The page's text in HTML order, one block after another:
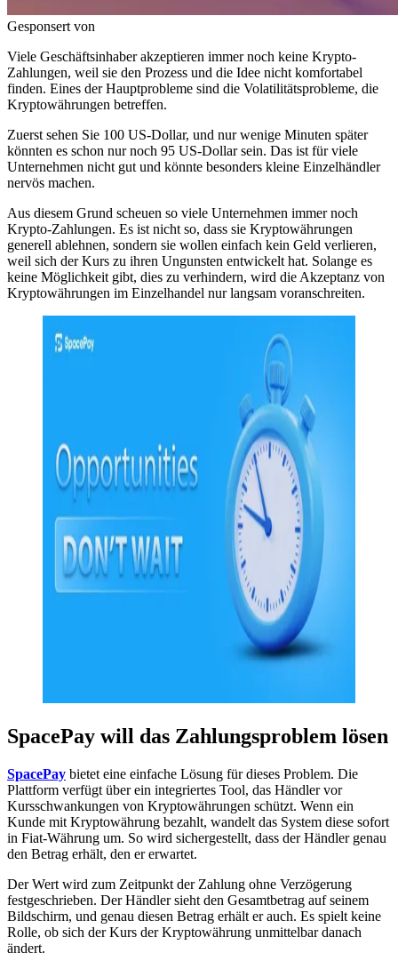
Gesponsert von
Viele Geschäftsinhaber akzeptieren immer noch keine Krypto-
Zahlungen, weil sie den Prozess und die Idee nicht komfortabel
finden. Eines der Hauptprobleme sind die Volatilitätsprobleme, die
Kryptowährungen betreffen.
Zuerst sehen Sie 100 US-Dollar, und nur wenige Minuten später
könnten es schon nur noch 95 US-Dollar sein. Das ist für viele
Unternehmen nicht gut und könnte besonders kleine Einzelhändler
nervös machen.
Aus diesem Grund scheuen so viele Unternehmen immer noch
Krypto-Zahlungen. Es ist nicht so, dass sie Kryptowährungen
generell ablehnen, sondern sie wollen einfach kein Geld verlieren,
weil sich der Kurs zu ihren Ungunsten entwickelt hat. Solange es
keine Möglichkeit gibt, dies zu verhindern, wird die Akzeptanz von
Kryptowährungen im Einzelhandel nur langsam voranschreiten.
SpacePay will das Zahlungsproblem lösen
SpacePay bietet eine einfache Lösung für dieses Problem. Die
Plattform verfügt über ein integriertes Tool, das Händler vor
Kursschwankungen von Kryptowährungen schützt. Wenn ein
Kunde mit Kryptowährung bezahlt, wandelt das System diese sofort
in Fiat-Währung um. So wird sichergestellt, dass der Händler genau
den Betrag erhält, den er erwartet.
Der Wert wird zum Zeitpunkt der Zahlung ohne Verzögerung
festgeschrieben. Der Händler sieht den Gesamtbetrag auf seinem
Bildschirm, und genau diesen Betrag erhält er auch. Es spielt keine
Rolle, ob sich der Kurs der Kryptowährung unmittelbar danach
ändert.